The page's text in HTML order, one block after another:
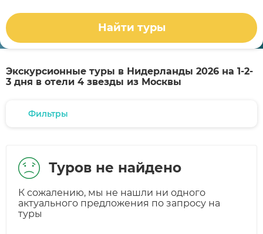
Найти туры
Экскурсионные туры в Нидерланды 2026 на 1-2-
3 дня в отели 4 звезды из Москвы
Фильтры
Туров не найдено
К сожалению, мы не нашли ни одного
актуального предложения по запросу на
туры